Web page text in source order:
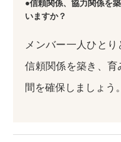
●信頼関係、協力関係を
いますか？
メンバー一人ひとり
信頼関係を築き、
間を確保しましょう。